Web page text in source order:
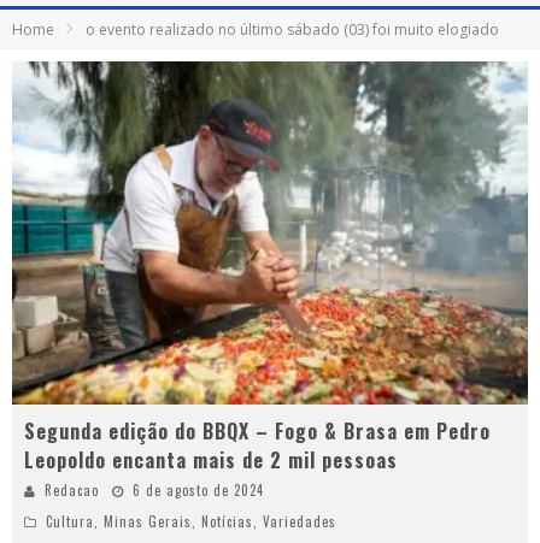
Home o evento realizado no último sábado (03) foi muito elogiado
Segunda edição do BBQX – Fogo & Brasa em Pedro
Leopoldo encanta mais de 2 mil pessoas
Redacao
6 de agosto de 2024
Cultura, Minas Gerais, Notícias, Variedades